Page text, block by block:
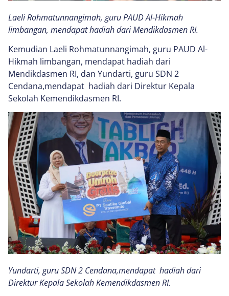
Laeli Rohmatunnangimah, guru PAUD Al-Hikmah
limbangan, mendapat hadiah dari Mendikdasmen RI.
Kemudian Laeli Rohmatunnangimah, guru PAUD Al-
Hikmah limbangan, mendapat hadiah dari
Mendikdasmen RI, dan Yundarti, guru SDN 2
Cendana,mendapat hadiah dari Direktur Kepala
Sekolah Kemendikdasmen RI.
Yundarti, guru SDN 2 Cendana,mendapat hadiah dari
Direktur Kepala Sekolah Kemendikdasmen RI.